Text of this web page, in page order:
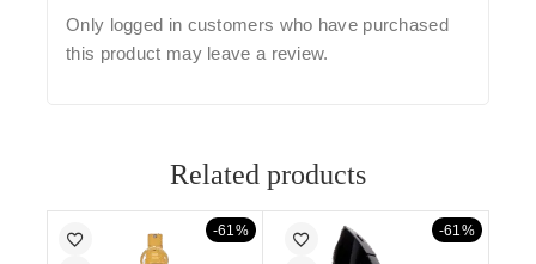
Only logged in customers who have purchased
this product may leave a review.
Related products
-61% -61%